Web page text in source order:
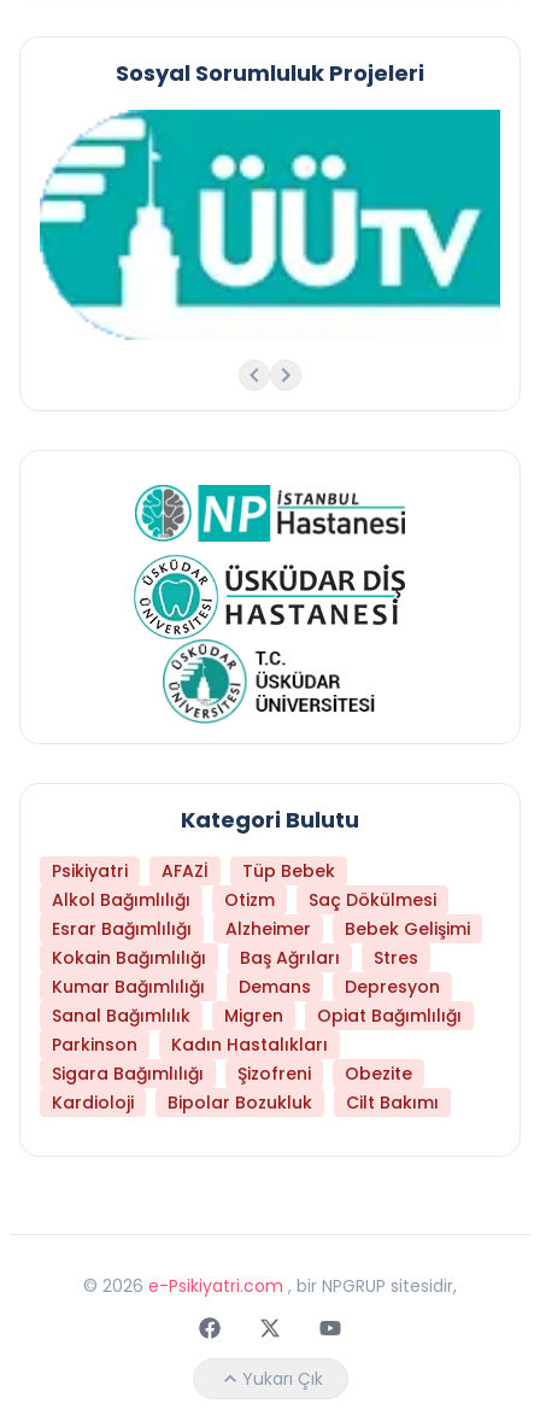
Sosyal Sorumluluk Projeleri
Kategori Bulutu
Psikiyatri AFAZİ
Tüp Bebek
Alkol Bağımlılığı
Otizm
Saç Dökülmesi
Esrar Bağımlılığı
Alzheimer
Bebek Gelişimi
Kokain Bağımlılığı
Baş Ağrıları
Stres
Kumar Bağımlılığı
Demans
Depresyon
Sanal Bağımlılık
Migren
Opiat Bağımlılığı
Parkinson
Kadın Hastalıkları
Sigara Bağımlılığı
Şizofreni
Obezite
Kardioloji
Bipolar Bozukluk Cilt Bakımı
© 2026 e-Psikiyatri.com , bir NPGRUP sitesidir,
FaceebokTwitterYoutube
Yukarı Çık